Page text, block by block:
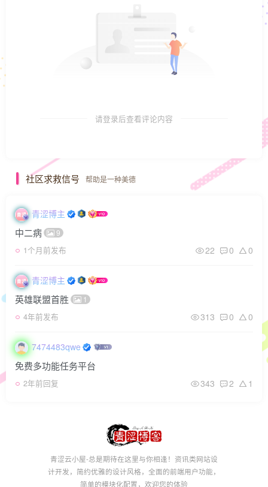
请登录后查看评论内容
社区求救信号 帮助是一种美德
青涩博主
中二病 9
1个月前发布 22 0 0
青涩博主
英雄联盟首胜 1
4年前发布 313 0 0
7474483qwe
免费多功能任务平台
2年前回复 343 2 1
青涩云小屋-总是期待在这里与你相逢！资讯类网站设
计开发，简约优雅的设计风格，全面的前端用户功能，
简单的模块化配置，欢迎您的体验